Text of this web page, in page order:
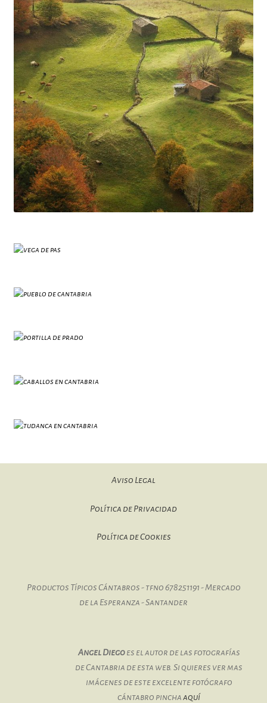
Aviso Legal
Política de Privacidad
Política de Cookies
Productos Típicos Cántabros - tfno 678251191 - Mercado
de la Esperanza - Santander
Angel Diegoes el autor de las fotografías
de Cantabria de esta web. Si quieres ver mas
imágenes de este excelente fotógrafo
cántabro pinchaaquí